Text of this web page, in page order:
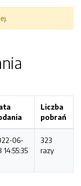
Liczba
pobrań
06-
14:55:35
323
razy